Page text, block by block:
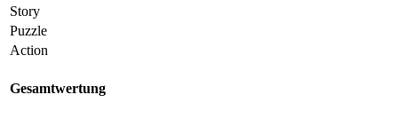
Story
Puzzle
Action
Gesamtwertung